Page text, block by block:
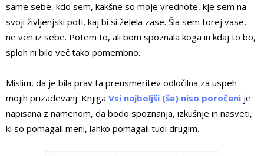
same sebe, kdo sem, kakšne so moje vrednote, kje sem na
svoji življenjski poti, kaj bi si želela zase. Šla sem torej vase,
ne ven iz sebe. Potem to, ali bom spoznala koga in kdaj to bo,
sploh ni bilo več tako pomembno.
Mislim, da je bila prav ta preusmeritev odločilna za uspeh
mojih prizadevanj. Knjiga Vsi najboljši (še) niso poročeni je
napisana z namenom, da bodo spoznanja, izkušnje in nasveti,
ki so pomagali meni, lahko pomagali tudi drugim.